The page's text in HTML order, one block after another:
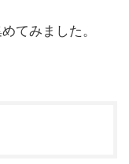
てみました。